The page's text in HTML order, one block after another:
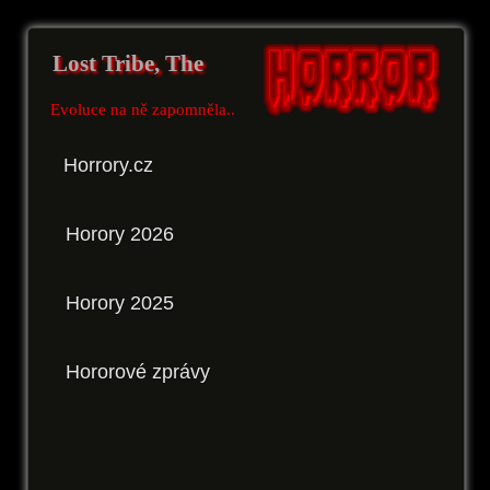
Lost Tribe, The
Evoluce na ně zapomněla..
Horrory.cz
Horory 2026
Horory 2025
Hororové zprávy